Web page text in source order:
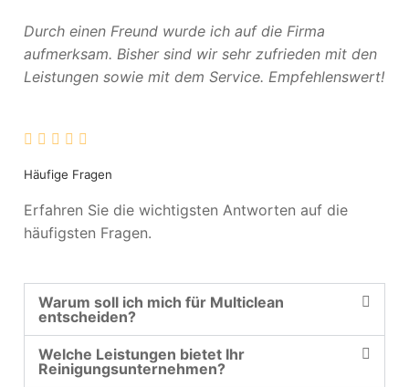
Durch einen Freund wurde ich auf die Firma
aufmerksam. Bisher sind wir sehr zufrieden mit den
Leistungen sowie mit dem Service. Empfehlenswert!
Häufige Fragen
Erfahren Sie die wichtigsten Antworten auf die
häufigsten Fragen.
Warum soll ich mich für Multiclean
entscheiden?
Welche Leistungen bietet Ihr
Reinigungsunternehmen?